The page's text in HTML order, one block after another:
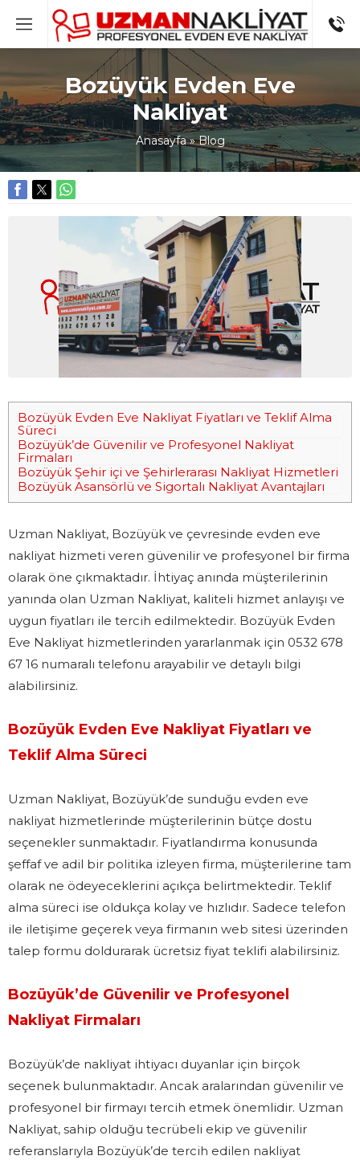
Bozüyük Evden Eve
Nakliyat
Anasayfa»Blog
Bozüyük Evden Eve Nakliyat Fiyatları ve Teklif Alma
Süreci
Bozüyük’de Güvenilir ve Profesyonel Nakliyat
Firmaları
Bozüyük Şehir içi ve Şehirlerarası Nakliyat Hizmetleri
Bozüyük Asansörlü ve Sigortalı Nakliyat Avantajları
Uzman Nakliyat, Bozüyük ve çevresinde evden eve
nakliyat hizmeti veren güvenilir ve profesyonel bir firma
olarak öne çıkmaktadır. İhtiyaç anında müşterilerinin
yanında olan Uzman Nakliyat, kaliteli hizmet anlayışı ve
uygun fiyatları ile tercih edilmektedir. Bozüyük Evden
Eve Nakliyat hizmetlerinden yararlanmak için 0532 678
67 16 numaralı telefonu arayabilir ve detaylı bilgi
alabilirsiniz.
Bozüyük Evden Eve Nakliyat Fiyatları ve
Teklif Alma Süreci
Uzman Nakliyat, Bozüyük’de sunduğu evden eve
nakliyat hizmetlerinde müşterilerinin bütçe dostu
seçenekler sunmaktadır. Fiyatlandırma konusunda
şeffaf ve adil bir politika izleyen firma, müşterilerine tam
olarak ne ödeyeceklerini açıkça belirtmektedir. Teklif
alma süreci ise oldukça kolay ve hızlıdır. Sadece telefon
ile iletişime geçerek veya firmanın web sitesi üzerinden
talep formu doldurarak ücretsiz fiyat teklifi alabilirsiniz.
Bozüyük’de Güvenilir ve Profesyonel
Nakliyat Firmaları
Bozüyük’de nakliyat ihtiyacı duyanlar için birçok
seçenek bulunmaktadır. Ancak aralarından güvenilir ve
profesyonel bir firmayı tercih etmek önemlidir. Uzman
Nakliyat, sahip olduğu tecrübeli ekip ve güvenilir
referanslarıyla Bozüyük’de tercih edilen nakliyat